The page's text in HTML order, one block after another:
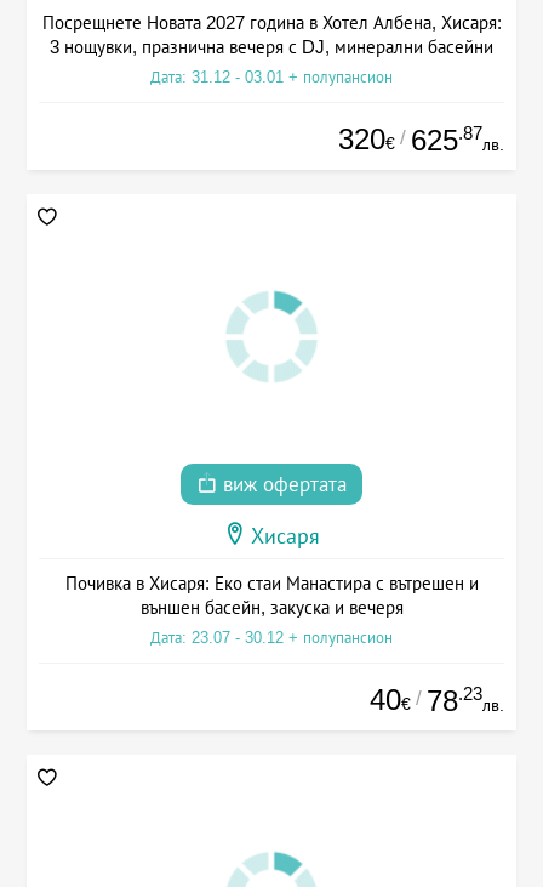
Посрещнете Новата 2027 година в Хотел Албена, Хисаря:
3 нощувки, празнична вечеря с DJ, минерални басейни
Дата: 31.12 - 03.01 + полупансион
320€ / 625.87
лв.
виж офертата
Хисаря
Почивка в Хисаря: Еко стаи Манастира с вътрешен и
външен басейн, закуска и вечеря
Дата: 23.07 - 30.12 + полупансион
40€ / 78.23
лв.